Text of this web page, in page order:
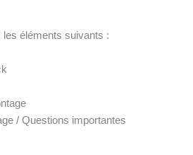
les éléments suivants :
/ Questions importantes